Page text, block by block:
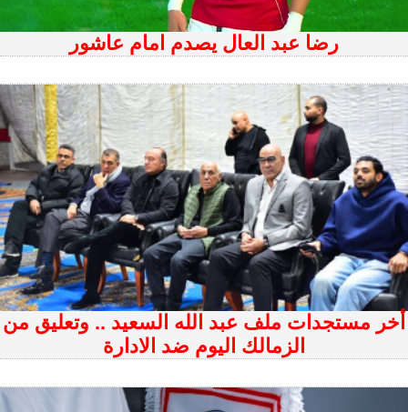
رضا عبد العال يصدم امام عاشور
أخر مستجدات ملف عبد الله السعيد .. وتعليق من
الزمالك اليوم ضد الادارة